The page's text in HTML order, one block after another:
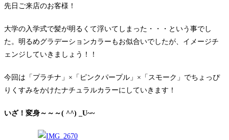
先日ご来店のお客様！
大学の入学式で髪が明るくて浮いてしまった・・・という事でし
た。明るめグラデーションカラーもお似合いでしたが、イメージチ
ェンジしていきましょう！！
今回は「プラチナ」×「ピンクパープル」×「スモーク」でちょっぴ
りくすみをかけたナチュラルカラーにしていきます！
いざ！変身～～～( ^^) _U~~